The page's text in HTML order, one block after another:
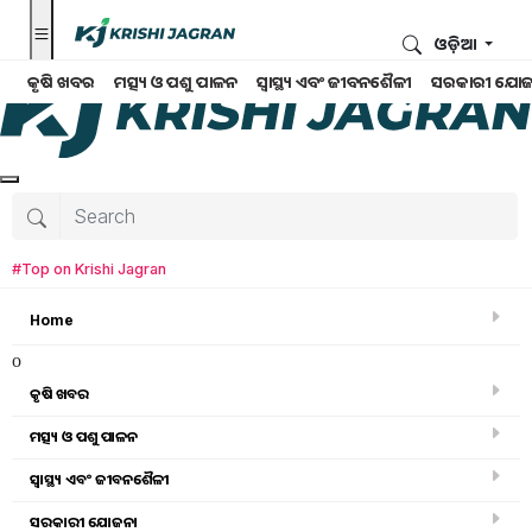
କୃଷି ଖବର ମତ୍ସ୍ୟ ଓ ପଶୁ ପାଳନ ସ୍ୱାସ୍ଥ୍ୟ ଏବଂ ଜୀବନଶୈଳୀ ସରକାରୀ
ଓଡ଼ିଆ
#Top on Krishi Jagran
Home
o
କୃଷି ଖବର
ମତ୍ସ୍ୟ ଓ ପଶୁ ପାଳନ
ସ୍ୱାସ୍ଥ୍ୟ ଏବଂ ଜୀବନଶୈଳୀ
ସରକାରୀ ଯୋଜନା
କୃଷି ବିଶ୍ବକୋଷ